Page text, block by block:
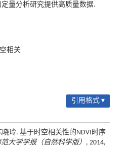
量分析研究提供高质量数据.
相关
引用格式 ▾
玲. 基于时空相关性的NDVI时序
大学学报（自然科学版） , 2014,